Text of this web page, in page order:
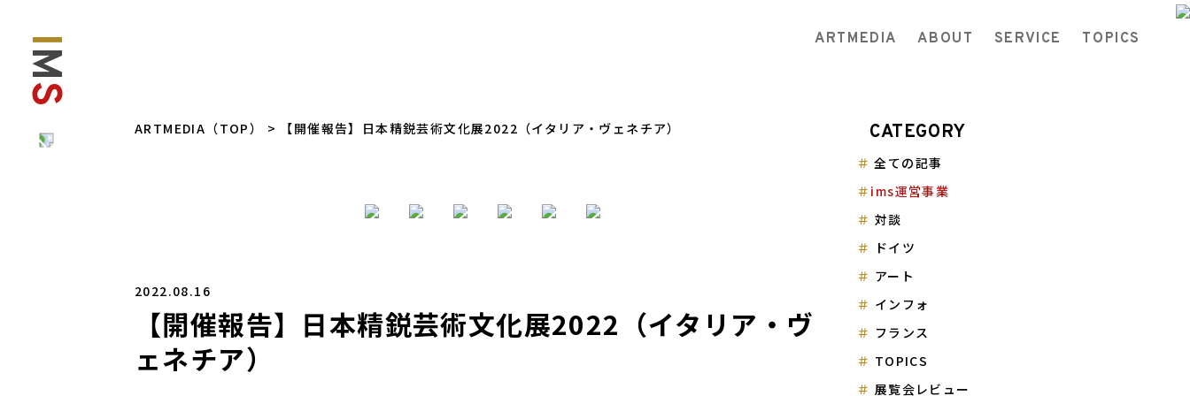
I
M
S
ARTMEDIA ABOUT SERVICE TOPICS
ARTMEDIA（TOP） > 【開催報告】日本精鋭芸術文化展2022（イタリア・ヴェネチア）
2022.08.16
【開催報告】日本精鋭芸術文化展2022（イタリア・ヴ
ェネチア）
CATEGORY
全ての記事
ims運営事業
対談
ドイツ
アート
インフォ
フランス
TOPICS
展覧会レビュー